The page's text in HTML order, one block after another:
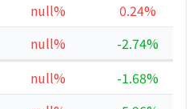
null%
0.24%
null%
-2.74%
null%
-1.68%